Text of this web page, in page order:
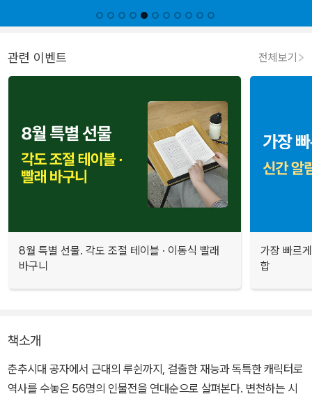
관련 이벤트 전체보기
8월 특별 선물. 각도 조절 테이블 · 이동식 빨래
바구니
가장 빠르
합
책소개
춘추시대 공자에서 근대의 루쉰까지, 걸출한 재능과 독특한 캐릭터로
역사를 수놓은 56명의 인물전을 연대순으로 살펴본다. 변천하는 시